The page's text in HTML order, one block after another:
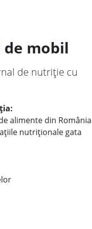
mobil
de nutriție cu
alimente din România
nutriționale gata